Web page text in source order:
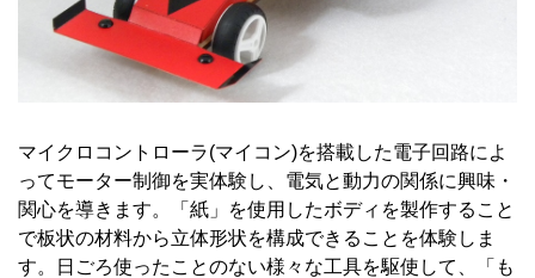
マイクロコントローラ(マイコン)を搭載した電子回路によ
ってモーター制御を実体験し、電気と動力の関係に興味・
関心を導きます。「紙」を使用したボディを製作すること
で板状の材料から立体形状を構成できることを体験しま
す。日ごろ使ったことのない様々な工具を駆使して、「も